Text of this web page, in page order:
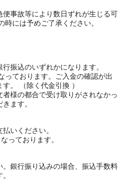
事故等により数日ずれが生じる可
には予めご了承ください。
振込のいずれかになります。
っております。ご入金の確認が出
。 （除く代金引換 ）
様の都合で受け取りがされなかっ
ます。
いください。
っております。
銀行振り込みの場合、振込手数料